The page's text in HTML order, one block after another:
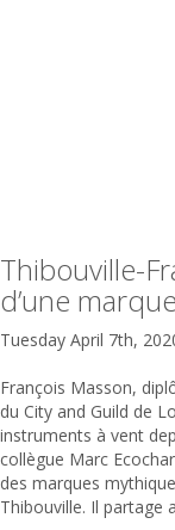
Thibouville-
d’une
Tuesday April 7th,
François Masson,
du City and Guild de
instruments à vent
collègue Marc
des marques
Thibouville. Il partage